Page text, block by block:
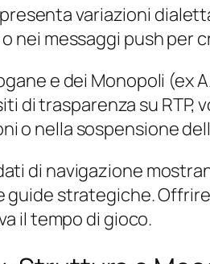
variazioni
nei messaggi push per
e dei Monopoli
di trasparenza su
o nella sospensione
di navigazione
guide strategiche.
il tempo di gioco.